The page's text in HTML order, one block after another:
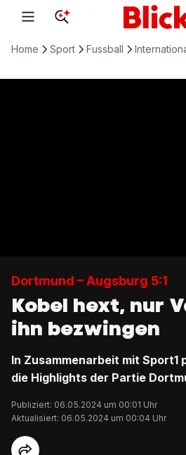
Home Sport Fussball
Dortmund – Augsburg 5:1
Kobel hext, nur
ihn bezwingen
In Zusammenarbeit mit Sport1
die Highlights der Partie
Publiziert: 06.05.2024 um 00:01 Uhr
Aktualisiert: 06.05.2024 um 00:04 Uhr